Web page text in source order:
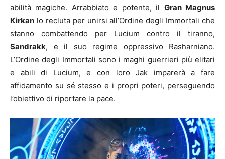
abilità magiche. Arrabbiato e potente, il Gran Magnus
Kirkan lo recluta per unirsi all’Ordine degli Immortali che
stanno combattendo per Lucium contro il tiranno,
Sandrakk, e il suo regime oppressivo Rasharniano.
L’Ordine degli Immortali sono i maghi guerrieri più elitari
e abili di Lucium, e con loro Jak imparerà a fare
affidamento su sé stesso e i propri poteri, perseguendo
l’obiettivo di riportare la pace.